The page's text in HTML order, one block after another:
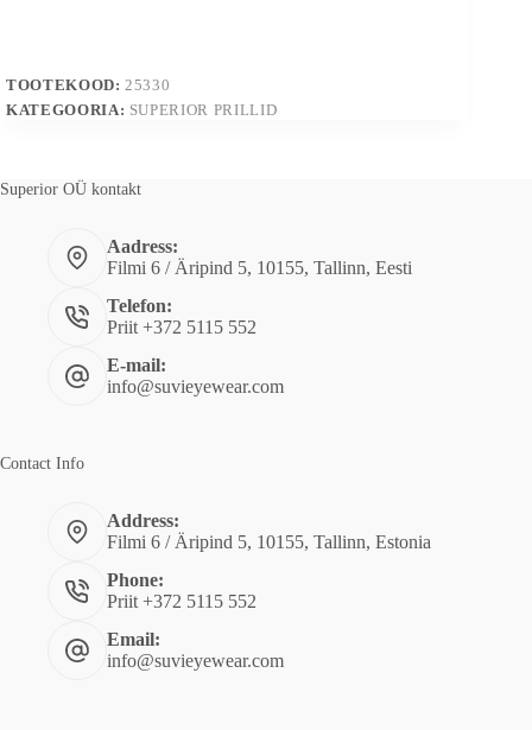
t
i
TOOTEKOOD: 25330
KATEGOORIA: SUPERIOR PRILLID
Superior OÜ kontakt
Aadress:
Filmi 6 / Äripind 5, 10155, Tallinn, Eesti
Telefon:
Priit +372 5115 552
E-mail:
info@suvieyewear.com
Contact Info
Address:
Filmi 6 / Äripind 5, 10155, Tallinn, Estonia
Phone:
Priit +372 5115 552
Email:
info@suvieyewear.com